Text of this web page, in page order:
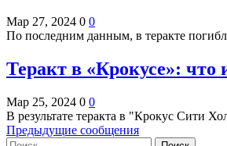
Мар 27, 2024 0 0
По последним данным, в теракте
Теракт в «Крокусе»: что
Мар 25, 2024 0 0
В результате теракта в "Крокус Сити
Предыдущие сообщения